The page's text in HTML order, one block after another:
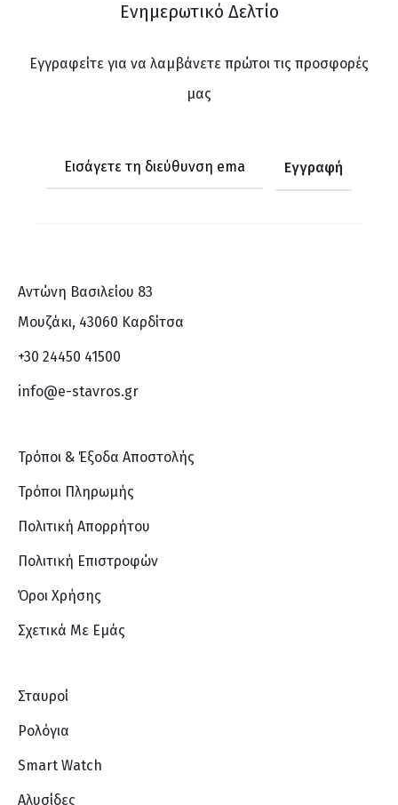
Ενημερωτικό Δελτίο
Εγγραφείτε για να λαμβάνετε πρώτοι τις προσφορές
μας
Αντώνη Βασιλείου 83
Μουζάκι, 43060 Καρδίτσα
+30 24450 41500
info@e-stavros.gr
Τρόποι & Έξοδα Αποστολής
Τρόποι Πληρωμής
Πολιτική Απορρήτου
Πολιτική Επιστροφών
Όροι Χρήσης
Σχετικά Με Eμάς
Σταυροί
Ρολόγια
Smart Watch
Αλυσίδες